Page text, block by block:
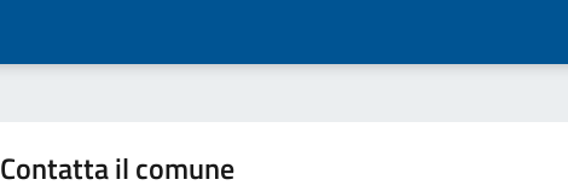
Contatta il comune